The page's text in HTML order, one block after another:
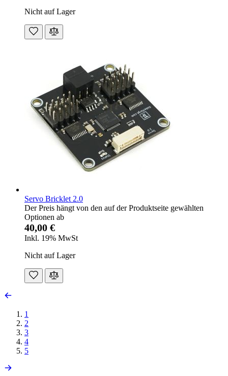
Nicht auf Lager
Servo Bricklet 2.0
Der Preis hängt von den auf der Produktseite gewählten
Optionen ab
40,00 €
Inkl. 19% MwSt
Nicht auf Lager
1
2
3
4
5